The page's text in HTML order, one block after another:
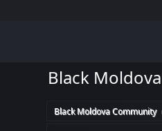
Black
Black Moldova Community